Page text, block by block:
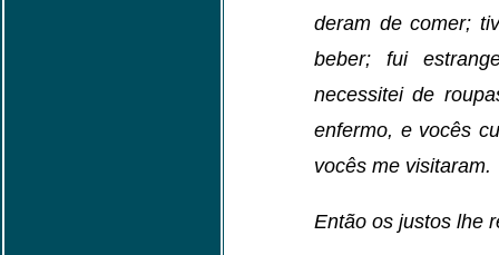
deram de comer;
beber; fui
necessitei de
enfermo, e vocês
vocês me visitaram.
Então os justos lhe